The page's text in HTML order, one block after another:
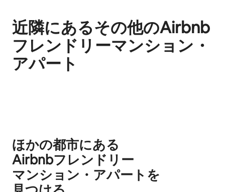
近隣にあるその他のAirbnb
フレンドリーマンション・
アパート
ほかの都市にある
Airbnb⁠フ⁠レ⁠ン⁠ド⁠リ⁠ー
マ⁠ン⁠シ⁠ョ⁠ン⁠・ア⁠パ⁠ー⁠ト⁠を